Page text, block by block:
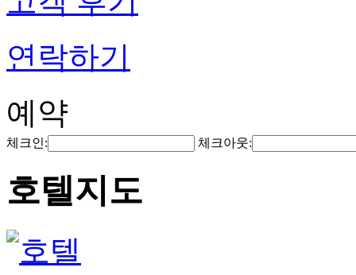
연락하기
예약
체크인: 체크아웃:
호텔지도